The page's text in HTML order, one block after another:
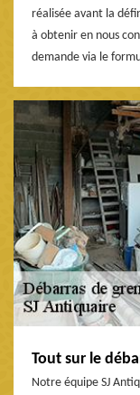
réalisée avant la
à obtenir en nous
demande via le
Tout sur le
Notre équipe SJ